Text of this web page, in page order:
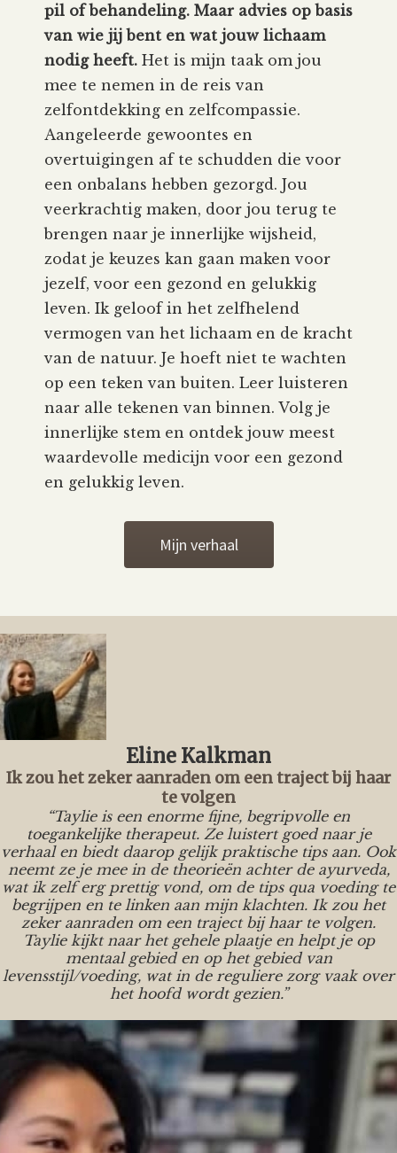
pil of behandeling. Maar advies op basis
van wie jij bent en wat jouw lichaam
nodig heeft. Het is mijn taak om jou
mee te nemen in de reis van
zelfontdekking en zelfcompassie.
Aangeleerde gewoontes en
overtuigingen af te schudden die voor
een onbalans hebben gezorgd. Jou
veerkrachtig maken, door jou terug te
brengen naar je innerlijke wijsheid,
zodat je keuzes kan gaan maken voor
jezelf, voor een gezond en gelukkig
leven. Ik geloof in het zelfhelend
vermogen van het lichaam en de kracht
van de natuur. Je hoeft niet te wachten
op een teken van buiten. Leer luisteren
naar alle tekenen van binnen. Volg je
innerlijke stem en ontdek jouw meest
waardevolle medicijn voor een gezond
en gelukkig leven.
Mijn verhaal
Eline Kalkman
Ik zou het zeker aanraden om een traject bij haar
te volgen
“Taylie is een enorme fijne, begripvolle en
toegankelijke therapeut. Ze luistert goed naar je
verhaal en biedt daarop gelijk praktische tips aan. Ook
neemt ze je mee in de theorieën achter de ayurveda,
wat ik zelf erg prettig vond, om de tips qua voeding te
begrijpen en te linken aan mijn klachten. Ik zou het
zeker aanraden om een traject bij haar te volgen.
Taylie kijkt naar het gehele plaatje en helpt je op
mentaal gebied en op het gebied van
levensstijl/voeding, wat in de reguliere zorg vaak over
het hoofd wordt gezien.”